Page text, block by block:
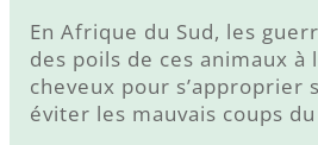
En Afrique du Sud, les
des poils de ces animaux à
cheveux pour s’approprier
éviter les mauvais coups